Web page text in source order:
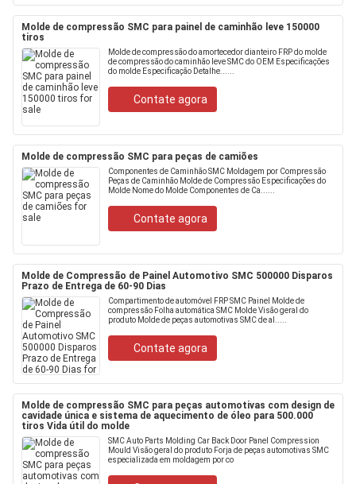
Molde de compressão SMC para painel de caminhão leve 150000
tiros
Molde de compressão do amortecedor dianteiro FRP do molde
de compressão do caminhão leve SMC do OEM Especificações
do molde Especificação Detalhe......
Contate agora
Molde de compressão SMC para peças de camiões
Componentes de Caminhão SMC Moldagem por Compressão
Peças de Caminhão Molde de Compressão Especificações do
Molde Nome do Molde Componentes de Ca......
Contate agora
Molde de Compressão de Painel Automotivo SMC 500000 Disparos
Prazo de Entrega de 60-90 Dias
Compartimento de automóvel FRP SMC Painel Molde de
compressão Folha automática SMC Molde Visão geral do
produto Molde de peças automotivas SMC de al.....
Contate agora
Molde de compressão SMC para peças automotivas com design de
cavidade única e sistema de aquecimento de óleo para 500.000
tiros Vida útil do molde
SMC Auto Parts Molding Car Back Door Panel Compression
Mould Visão geral do produto Forja de peças automotivas SMC
especializada em moldagem por co